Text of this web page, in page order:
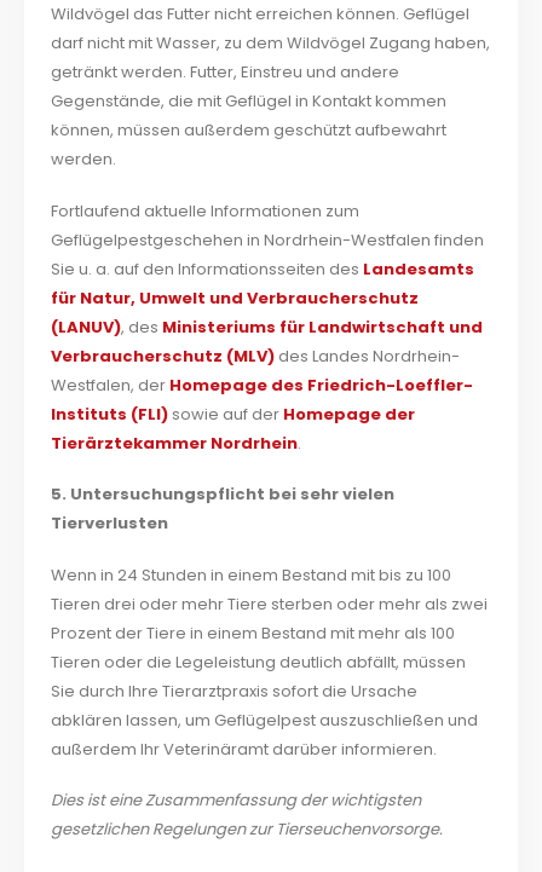
Wildvögel das Futter nicht erreichen können. Geflügel
darf nicht mit Wasser, zu dem Wildvögel Zugang haben,
getränkt werden. Futter, Einstreu und andere
Gegenstände, die mit Geflügel in Kontakt kommen
können, müssen außerdem geschützt aufbewahrt
werden.
Fortlaufend aktuelle Informationen zum
Geflügelpestgeschehen in Nordrhein-Westfalen finden
Sie u. a. auf den Informationsseiten des Landesamts
für Natur, Umwelt und Verbraucherschutz
(LANUV), des Ministeriums für Landwirtschaft und
Verbraucherschutz (MLV) des Landes Nordrhein-
Westfalen, der Homepage des Friedrich-Loeffler-
Instituts (FLI) sowie auf der Homepage der
Tierärztekammer Nordrhein.
5. Untersuchungspflicht bei sehr vielen
Tierverlusten
Wenn in 24 Stunden in einem Bestand mit bis zu 100
Tieren drei oder mehr Tiere sterben oder mehr als zwei
Prozent der Tiere in einem Bestand mit mehr als 100
Tieren oder die Legeleistung deutlich abfällt, müssen
Sie durch Ihre Tierarztpraxis sofort die Ursache
abklären lassen, um Geflügelpest auszuschließen und
außerdem Ihr Veterinäramt darüber informieren.
Dies ist eine Zusammenfassung der wichtigsten
gesetzlichen Regelungen zur Tierseuchenvorsorge.